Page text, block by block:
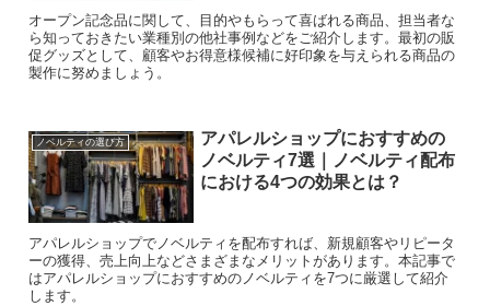
オープン記念品に関して、目的やもらって喜ばれる商品、担当者な
ら知っておきたい業種別の他社事例などをご紹介します。最初の販
促グッズとして、顧客やお得意様候補に好印象を与えられる商品の
製作に努めましょう。
ノベルティの選び方
アパレルショップにおすすめの
ノベルティ7選｜ノベルティ配布
における4つの効果とは？
アパレルショップでノベルティを配布すれば、新規顧客やリピータ
ーの獲得、売上向上などさまざまなメリットがあります。本記事で
はアパレルショップにおすすめのノベルティを7つに厳選して紹介
します。